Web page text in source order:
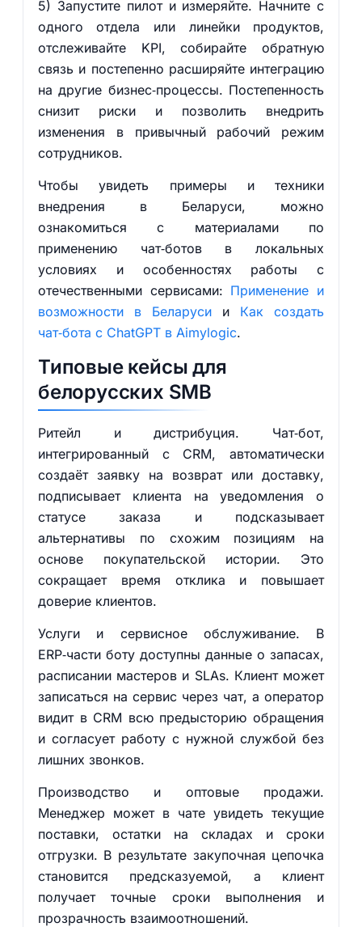
5) Запустите пилот и измеряйте. Начните с
одного отдела или линейки продуктов,
отслеживайте KPI, собирайте обратную
связь и постепенно расширяйте интеграцию
на другие бизнес‑процессы. Постепенность
снизит риски и позволить внедрить
изменения в привычный рабочий режим
сотрудников.
Чтобы увидеть примеры и техники
внедрения в Беларуси, можно
ознакомиться с материалами по
применению чат‑ботов в локальных
условиях и особенностях работы с
отечественными сервисами: Применение и
возможности в Беларусии Как создать
чат‑бота с ChatGPT в Aimylogic.
Типовые кейсы для
белорусских SMB
Ритейл и дистрибуция. Чат‑бот,
интегрированный с CRM, автоматически
создаёт заявку на возврат или доставку,
подписывает клиента на уведомления о
статусе заказа и подсказывает
альтернативы по схожим позициям на
основе покупательской истории. Это
сокращает время отклика и повышает
доверие клиентов.
Услуги и сервисное обслуживание. В
ERP‑части боту доступны данные о запасах,
расписании мастеров и SLAs. Клиент может
записаться на сервис через чат, а оператор
видит в CRM всю предысторию обращения
и согласует работу с нужной службой без
лишних звонков.
Производство и оптовые продажи.
Менеджер может в чате увидеть текущие
поставки, остатки на складах и сроки
отгрузки. В результате закупочная цепочка
становится предсказуемой, а клиент
получает точные сроки выполнения и
прозрачность взаимоотношений.